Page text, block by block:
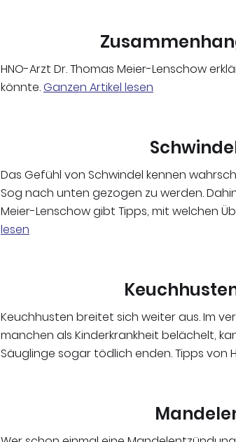
HNO-Arzt Dr. Thomas Meier-Lenschow
könnte.Ganzen Artikel lesen
Das Gefühl von Schwindel kennen
Sog nach unten gezogen zu werden.
Meier-Lenschow gibt Tipps, mit welchen
lesen
Keuchhusten breitet sich weiter aus. Im
manchen als Kinderkrankheit belächelt,
Säuglinge sogar tödlich enden. Tipps von